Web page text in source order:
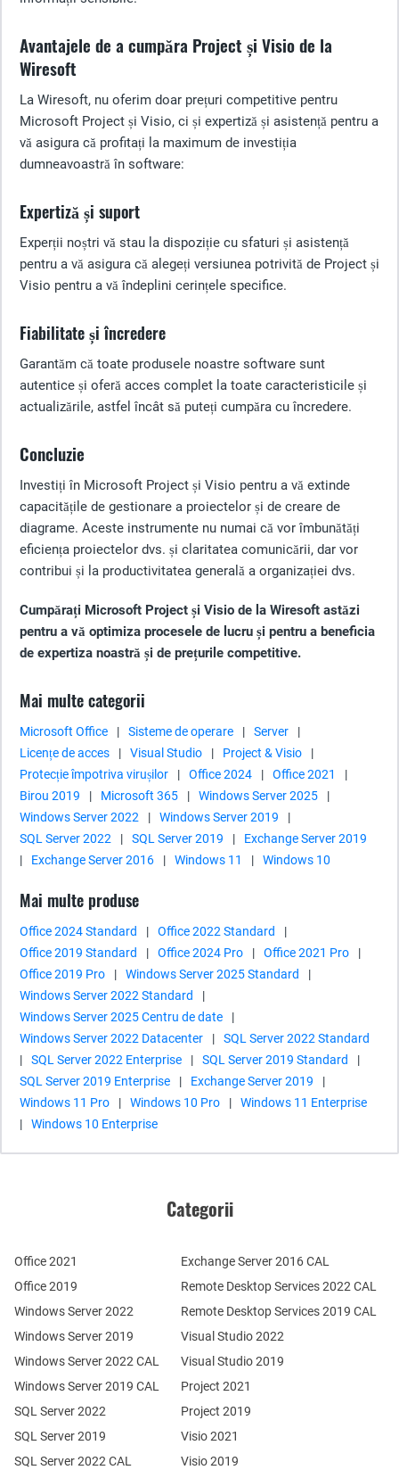
Avantajele de a cumpăra Project și Visio de la
Wiresoft
La Wiresoft, nu oferim doar prețuri competitive pentru
Microsoft Project și Visio, ci și expertiză și asistență pentru a
vă asigura că profitați la maximum de investiția
dumneavoastră în software:
Expertiză și suport
Experții noștri vă stau la dispoziție cu sfaturi și asistență
pentru a vă asigura că alegeți versiunea potrivită de Project și
Visio pentru a vă îndeplini cerințele specifice.
Fiabilitate și încredere
Garantăm că toate produsele noastre software sunt
autentice și oferă acces complet la toate caracteristicile și
actualizările, astfel încât să puteți cumpăra cu încredere.
Concluzie
Investiți în Microsoft Project și Visio pentru a vă extinde
capacitățile de gestionare a proiectelor și de creare de
diagrame. Aceste instrumente nu numai că vor îmbunătăți
eficiența proiectelor dvs. și claritatea comunicării, dar vor
contribui și la productivitatea generală a organizației dvs.
Cumpărați Microsoft Project și Visio de la Wiresoft astăzi
pentru a vă optimiza procesele de lucru și pentru a beneficia
de expertiza noastră și de prețurile competitive.
Mai multe categorii
Microsoft Office | Sisteme de operare | Server
|
Licențe de acces
| Visual Studio | Project & Visio
|
Protecție împotriva virușilor
| Office 2024 | Office 2021
|
Birou 2019
| Microsoft 365 | Windows Server 2025
|
Windows Server 2022
| Windows Server 2019
|
SQL Server 2022
| SQL Server 2019 |
Exchange Server 2019
|
Exchange Server 2016 | Windows 11 | Windows 10
Mai multe produse
Office 2024 Standard | Office 2022 Standard
|
Office 2019 Standard
| Office 2024 Pro | Office 2021 Pro
|
Office 2019 Pro
| Windows Server 2025 Standard
|
Windows Server 2022 Standard
|
Windows Server 2025 Centru de date
|
Windows Server 2022 Datacenter
|
SQL Server 2022 Standard
|
SQL Server 2022 Enterprise | SQL Server 2019 Standard
|
SQL Server 2019 Enterprise
| Exchange Server 2019
|
Windows 11 Pro
| Windows 10 Pro |
Windows 11 Enterprise
|
Windows 10 Enterprise
Categorii
Office 2021
Office 2019
Windows Server 2022
Windows Server 2019
SQL Server 2022
SQL Server 2019
Windows Server 2022 CAL
Windows Server 2019 CAL
SQL Server 2022 CAL
Remote Desktop Services 2022 CAL
Remote Desktop Services 2019 CAL
Exchange Server 2016 CAL
Visual Studio 2022
Visual Studio 2019
Project 2021
Project 2019
Visio 2021
Visio 2019